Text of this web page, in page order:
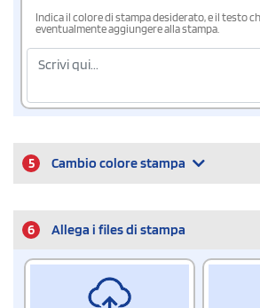
Indica il colore di stampa desiderato, e il testo
eventualmente aggiungere alla stampa.
5 Cambio colore stampa
6 Allega i files di stampa